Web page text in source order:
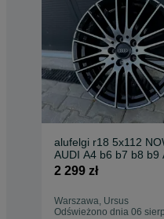
alufelgi r18 5x112
AUDI A4 b6 b7 b8 b9
c6 c7 c8 Q5
2 299 zł
Warszawa, Ursus
Odświeżono dnia 06